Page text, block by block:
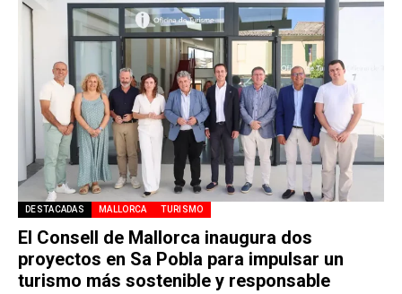
DESTACADAS MALLORCA TURISMO
El Consell de Mallorca inaugura dos
proyectos en Sa Pobla para impulsar un
turismo más sostenible y responsable